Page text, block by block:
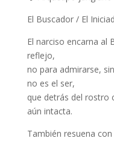
El Buscador / El
El narciso encarna al
reflejo,
no para admirarse,
no es el ser,
que detrás del rostro
aún intacta.
También resuena